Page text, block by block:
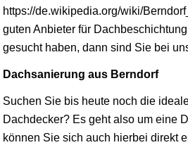
https://de.wikipedia.org/wiki/
guten Anbieter für
gesucht haben, dann sind Sie bei
Dachsanierung aus Berndorf
Suchen Sie bis heute noch die
Dachdecker? Es geht also um eine
können Sie sich auch hierbei direkt